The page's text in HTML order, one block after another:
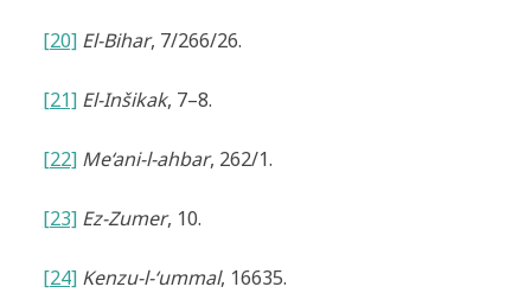
[20] El-Bihar, 7/266/26.
[21] El-Inšikak, 7–8.
[22] Me‘ani-l-ahbar, 262/1.
[23] Ez-Zumer, 10.
[24] Kenzu-l-‘ummal, 16635.